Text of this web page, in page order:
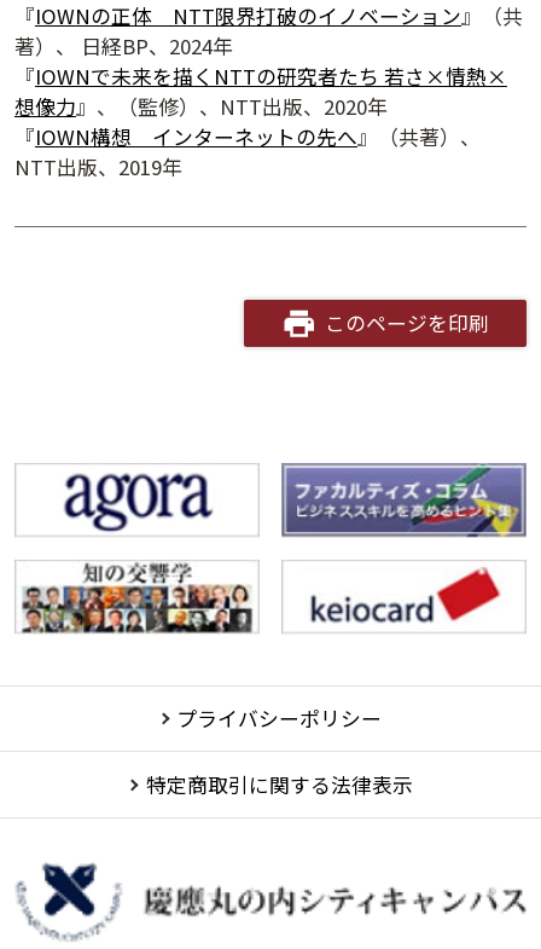
『IOWNの正体 NTT限界打破のイノベーション』（共
著）、 日経BP、2024年
『IOWNで未来を描くNTTの研究者たち 若さ×情熱×
想像力』、（監修）、NTT出版、2020年
『IOWN構想 インターネットの先へ』（共著）、
NTT出版、2019年
このページを印刷
プライバシーポリシー
特定商取引に関する法律表示